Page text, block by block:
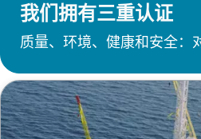
我们拥有三重认证
质量、环境、健康和安全：